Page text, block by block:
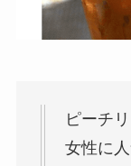
ピーチ
女性に